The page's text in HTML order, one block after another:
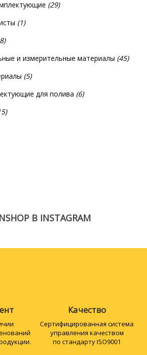
(29)
(1)
и измерительные материалы (45)
(5)
для полива (6)
В INSTAGRAM
Качество
Сертифициро­ванная система
управления качеством
по стандарту ISO9001